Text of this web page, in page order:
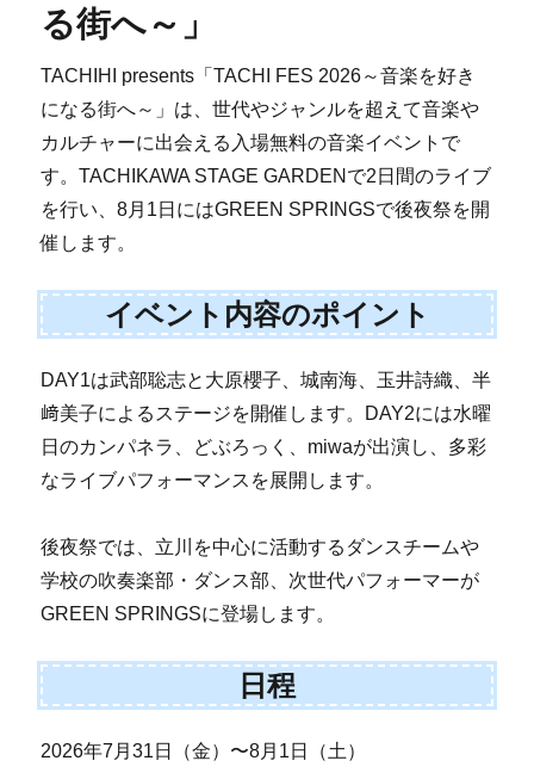
る街へ～」
TACHIHI presents「TACHI FES 2026～音楽を好き
になる街へ～」は、世代やジャンルを超えて音楽や
カルチャーに出会える入場無料の音楽イベントで
す。TACHIKAWA STAGE GARDENで2日間のライブ
を行い、8月1日にはGREEN SPRINGSで後夜祭を開
催します。
イベント内容のポイント
DAY1は武部聡志と大原櫻子、城南海、玉井詩織、半
﨑美子によるステージを開催します。DAY2には水曜
日のカンパネラ、どぶろっく、miwaが出演し、多彩
なライブパフォーマンスを展開します。
後夜祭では、立川を中心に活動するダンスチームや
学校の吹奏楽部・ダンス部、次世代パフォーマーが
GREEN SPRINGSに登場します。
日程
2026年7月31日（金）〜8月1日（土）